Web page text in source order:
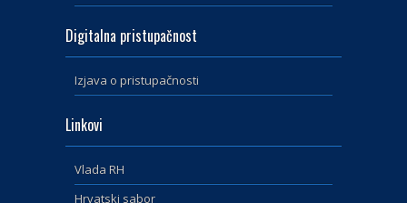
Digitalna pristupačnost
Izjava o pristupačnosti
Linkovi
Vlada RH
Hrvatski sabor